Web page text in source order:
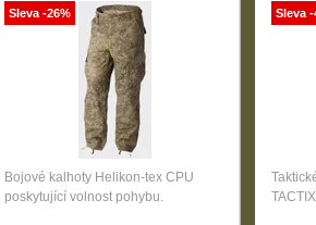
Bojové kalhoty Helikon-tex CPU
poskytující volnost pohybu.
Sleva -26% Sleva -